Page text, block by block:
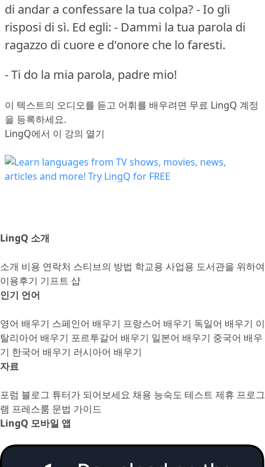
di andar a confessare la tua colpa?- Io gli
risposi di sì. Ed egli: - Dammi la tua parola di
ragazzo di cuore e d'onore che lo faresti.
- Ti do la mia parola, padre mio!
이 텍스트의 오디오를 듣고 어휘를 배우려면 무료 LingQ 계정
을 등록하세요.
LingQ에서 이 강의 열기
LingQ 소개
소개 비용 연락처 스티브의 방법 학교용 사업용 도서관을 위하여
이용후기 기프트 샵
인기 언어
영어 배우기 스페인어 배우기 프랑스어 배우기 독일어 배우기 이
탈리아어 배우기 포르투갈어 배우기 일본어 배우기 중국어 배우
기 한국어 배우기 러시아어 배우기
자료
포럼 블로그 튜터가 되어보세요 채용 능숙도 테스트 제휴 프로그
램 프레스룸 문법 가이드
LingQ 모바일 앱